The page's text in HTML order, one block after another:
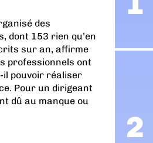
des
dont 153 rien qu’en
sur an, affirme
professionnels ont
il pouvoir réaliser
Pour un dirigeant
dû au manque ou